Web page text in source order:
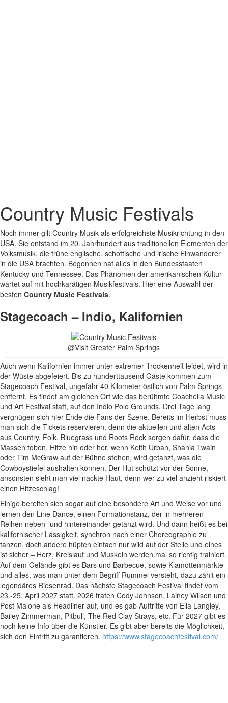
Country Music Festivals
Noch immer gilt Country Musik als erfolgreichste Musikrichtung in den
USA. Sie entstand im 20. Jahrhundert aus traditionellen Elementen der
Volksmusik, die frühe englische, schottische und irische Einwanderer
in die USA brachten. Begonnen hat alles in den Bundesstaaten
Kentucky und Tennessee. Das Phänomen der amerikanischen Kultur
wartet auf mit hochkarätigen Musikfestivals. Hier eine Auswahl der
besten Country Music Festivals.
Stagecoach – Indio, Kalifornien
@Visit Greater Palm Springs
Auch wenn Kalifornien immer unter extremer Trockenheit leidet, wird in
der Wüste abgefeiert. Bis zu hunderttausend Gäste kommen zum
Stagecoach Festival, ungefähr 40 Kilometer östlich von Palm Springs
entfernt. Es findet am gleichen Ort wie das berühmte Coachella Music
und Art Festival statt, auf den Indio Polo Grounds. Drei Tage lang
vergnügen sich hier Ende die Fans der Szene. Bereits im Herbst muss
man sich die Tickets reservieren, denn die aktuellen und alten Acts
aus Country, Folk, Bluegrass und Roots Rock sorgen dafür, dass die
Massen toben. Hitze hin oder her, wenn Keith Urban, Shania Twain
oder Tim McGraw auf der Bühne stehen, wird getanzt, was die
Cowboystiefel aushalten können. Der Hut schützt vor der Sonne,
ansonsten sieht man viel nackte Haut, denn wer zu viel anzieht riskiert
einen Hitzeschlag!
Einige bereiten sich sogar auf eine besondere Art und Weise vor und
lernen den Line Dance, einen Formationstanz, der in mehreren
Reihen neben- und hintereinander getanzt wird. Und dann heißt es bei
kalifornischer Lässigkeit, synchron nach einer Choreographie zu
tanzen, doch andere hüpfen einfach nur wild auf der Stelle und eines
ist sicher – Herz, Kreislauf und Muskeln werden mal so richtig trainiert.
Auf dem Gelände gibt es Bars und Barbecue, sowie Klamottenmärkte
und alles, was man unter dem Begriff Rummel versteht, dazu zählt ein
legendäres Riesenrad. Das nächste Stagecoach Festival findet vom
23.-25. April 2027 statt. 2026 traten Cody Johnson, Lainey Wilson und
Post Malone als Headliner auf, und es gab Auftritte von Ella Langley,
Bailey Zimmerman, Pitbull, The Red Clay Strays, etc. Für 2027 gibt es
noch keine Info über die Künstler. Es gibt aber bereits die Möglichkeit,
sich den Eintritt zu garantieren. https://www.stagecoachfestival.com/